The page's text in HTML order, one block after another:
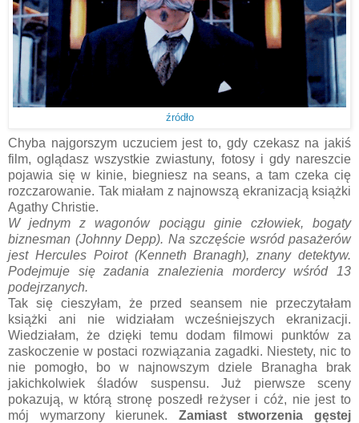
źródło
Chyba najgorszym uczuciem jest to, gdy czekasz na jakiś
film, oglądasz wszystkie zwiastuny, fotosy i gdy nareszcie
pojawia się w kinie, biegniesz na seans, a tam czeka cię
rozczarowanie. Tak miałam z najnowszą ekranizacją książki
Agathy Christie.
W jednym z wagonów pociągu ginie człowiek, bogaty
biznesman (Johnny Depp). Na szczęście wsród pasażerów
jest Hercules Poirot (Kenneth Branagh), znany detektyw.
Podejmuje się zadania znalezienia mordercy wśród 13
podejrzanych.
Tak się cieszyłam, że przed seansem nie przeczytałam
książki ani nie widziałam wcześniejszych ekranizacji.
Wiedziałam, że dzięki temu dodam filmowi punktów za
zaskoczenie w postaci rozwiązania zagadki. Niestety, nic to
nie pomogło, bo w najnowszym dziele Branagha brak
jakichkolwiek śladów suspensu. Już pierwsze sceny
pokazują, w którą stronę poszedł reżyser i cóż, nie jest to
mój wymarzony kierunek. Zamiast stworzenia gęstej